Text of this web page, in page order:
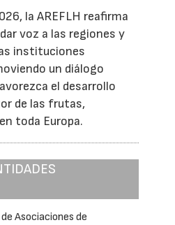
la AREFLH reafirma
voz a las regiones y
instituciones
un diálogo
el desarrollo
de las frutas,
toda Europa.
Asociaciones de